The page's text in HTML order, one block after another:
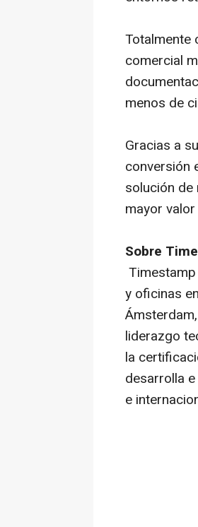
Totalmente
comercial
menos de
Gracias a
conversión
solución
mayor
Sobre
y oficinas
liderazgo
la
desarrolla
e